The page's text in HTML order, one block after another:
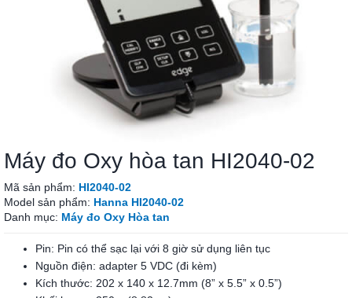
Máy đo Oxy hòa tan HI2040-02
Mã sản phẩm: HI2040-02
Model sản phẩm: Hanna HI2040-02
Danh mục: Máy đo Oxy Hòa tan
Pin: Pin có thể sạc lại với 8 giờ sử dụng liên tục
Nguồn điện: adapter 5 VDC (đi kèm)
Kích thước: 202 x 140 x 12.7mm (8” x 5.5” x 0.5”)